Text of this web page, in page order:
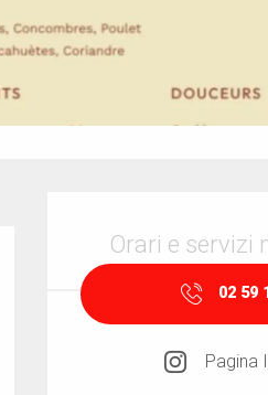
Orari e servizi
02 59
Pagina